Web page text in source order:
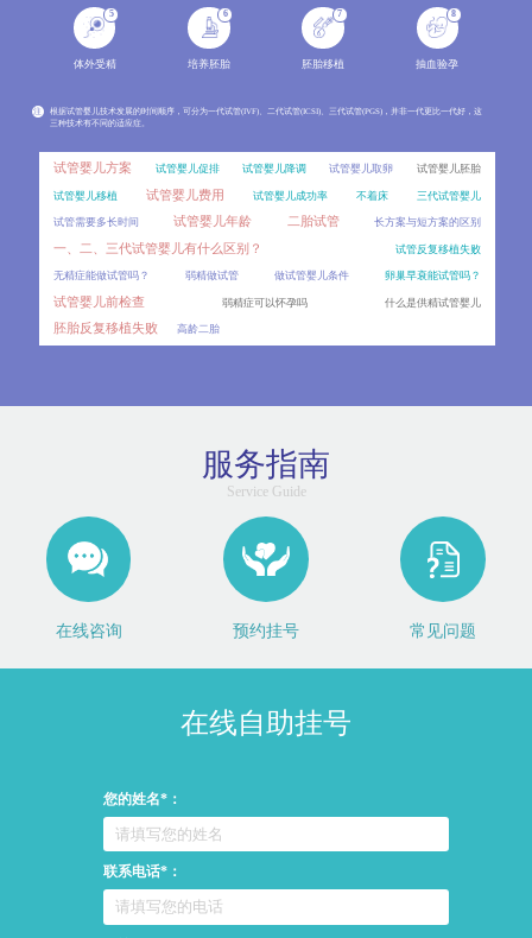
移植后出血是宫外孕吗？
2026-08
2026-08
人工授精一个周期做1次和做2次，成功率差别大吗？
很多准备做人工授精的患者都会问，一个周期内到底能做几次操作？周期次数的常规范围、影响因素，同时分
06
2026-08
内膜调理要多久？冻胚移植的时间成本比鲜胚高多少？
5
体外受精
6
培养胚胎
7
胚胎移植
8
抽血验孕
注
根据试管婴儿技术发展的时间顺序，可分为一代试管(IVF)、二代试管(ICSI)、三代试管(PGS)，并非一代更比一代好，这
三种技术有不同的适应症。
试管婴儿方案 试管婴儿促排 试管婴儿降调 试管婴儿取卵 试管婴儿胚胎
试管婴儿移植 试管婴儿费用 试管婴儿成功率 不着床 三代试管婴儿
试管需要多长时间 试管婴儿年龄 二胎试管 长方案与短方案的区别
一、二、三代试管婴儿有什么区别？ 试管反复移植失败
无精症能做试管吗？ 弱精做试管 做试管婴儿条件 卵巢早衰能试管吗？
试管婴儿前检查 弱精症可以怀孕吗 什么是供精试管婴儿
胚胎反复移植失败 高龄二胎
服务指南
Service Guide
在线咨询 预约挂号 常见问题
在线自助挂号
您的姓名*：
联系电话*：